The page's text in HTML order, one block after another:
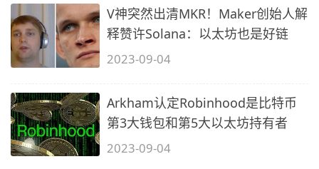
V神突然出清MKR！Maker创始人解
释赞许Solana：以太坊也是好链
2023-09-04
Arkham认定Robinhood是比特币
第3大钱包和第5大以太坊持有者
2023-09-04